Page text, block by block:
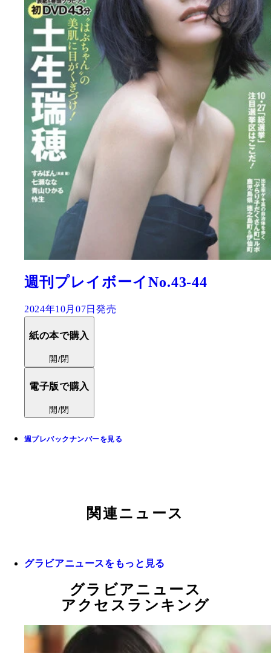
週刊プレイボーイNo.43-44
2024年10月07日発売
紙の本で購入
開/閉
電子版で購入
開/閉
週プレバックナンバーを見る
関連ニュース
グラビアニュースをもっと見る
グラビアニュース
アクセスランキング